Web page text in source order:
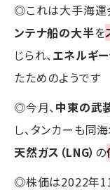
◎これは大手海運
ンテナ船の大半を
じられ、 エネルギ
たためのようです
◎今月、 中東の武
し、タンカーも同
天然ガス（LNG） の
◎株価は2022年